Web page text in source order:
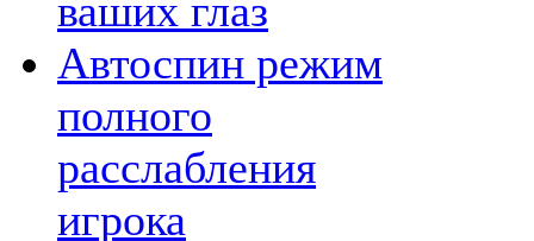
ваших глаз
Автоспин режим
полного
расслабления
игрока